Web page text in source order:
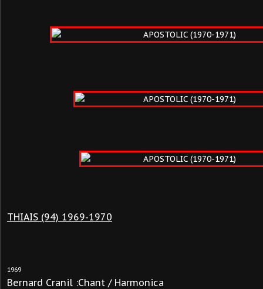
THIAIS (94) 1969-1970
1969
Bernard Cranil :Chant / Harmonica